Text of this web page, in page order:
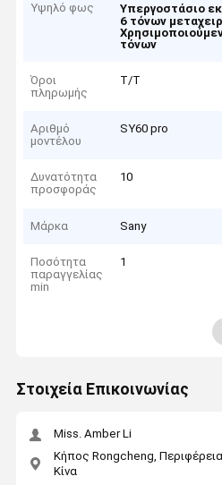
Υψηλό φως Υπεργοστάσιο
6 τόνων
τόνων
Όροι
πληρωμής
Τ/Τ
Αριθμό
μοντέλου
SY60 pro
Δυνατότητα
προσφοράς
10
Μάρκα Sany
Ποσότητα
παραγγελίας
min
1
Στοιχεία Επικοινωνίας
Miss. Amber Li
Κήπος Rongcheng,
Κίνα